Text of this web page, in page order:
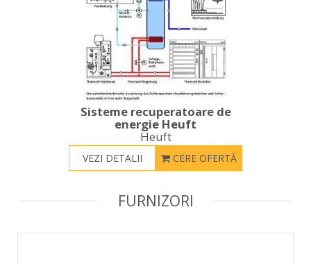
Sisteme recuperatoare de
energie Heuft
Heuft
VEZI DETALII CERE OFERTĂ
FURNIZORI